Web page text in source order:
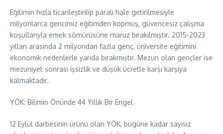
Eğitimin hızla ticarileştirilip paralı hale getirilmesiyle
milyonlarca gencimiz eğitimden kopmuş, güvencesiz çalışma
koşullarıyla emek sömürüsüne maruz bırakılmıştır. 2015-2023
yılları arasında 2 milyondan fazla genç, üniversite eğitimini
ekonomik nedenlerle yarıda bırakmıştır. Mezun olan gençler ise
mezuniyet sonrası işsizlik ve düşük ücretle karşı karşıya
kalmaktadır.
YÖK: Bilimin Önünde 44 Yıllık Bir Engel
12 Eylül darbesinin ürünü olan YÖK, bugüne kadar sayısız